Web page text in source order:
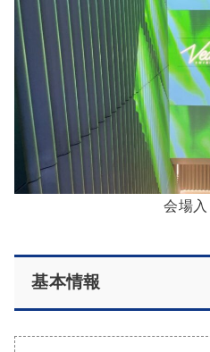
会場入
基本情報